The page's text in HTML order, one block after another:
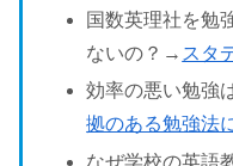
国数英理社を勉
ないの？→ スタ
効率の悪い勉強
拠のある勉強法
なぜ学校の英語